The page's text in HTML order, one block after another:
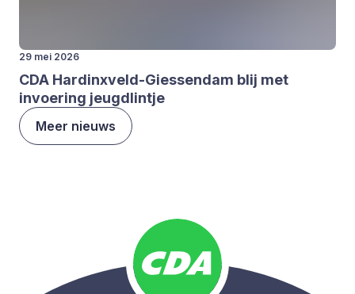
29 mei 2026
CDA Har­dinx­veld-Gies­sen­dam blij met
invoe­ring jeugd­lint­je
Meer nieuws